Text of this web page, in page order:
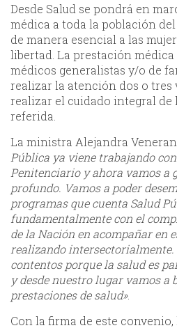
Desde Salud se pondrá en
médica a toda la población
de manera esencial a las
libertad. La prestación médica
médicos generalistas y/o de
realizar la atención dos o tres
realizar el cuidado integral de
referida.
La ministra Alejandra
Pública ya viene trabajando
Penitenciario y ahora vamos a
profundo. Vamos a poder
programas que cuenta Salud
fundamentalmente con el
de la Nación en acompañar en
realizando
contentos porque la salud es
y desde nuestro lugar vamos a
prestaciones de salud».
Con la firma de este